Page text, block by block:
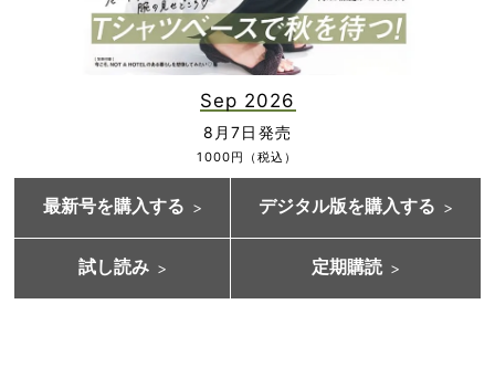
Sep 2026
8月7日発売
1000円（税込）
最新号を購入する デジタル版を購入する
試し読み 定期購読